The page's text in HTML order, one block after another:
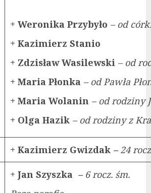
+ Weronika Przybyło – od
+ Kazimierz Stanio
+ Zdzisław Wasilewski – od
+ Maria Płonka – od Pawła
+ Maria Wolanin – od rodziny
+ Olga Hazik – od rodziny z
+ Kazimierz Gwizdak –24
+ Jan Szyszka –6 rocz. śm.